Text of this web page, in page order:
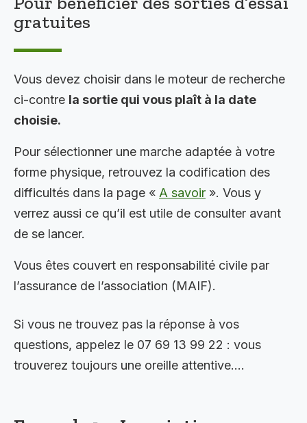
gratuites
Vous devez choisir dans le moteur de recherche
ci-contre la sortie qui vous plaît à la date
choisie.
Pour sélectionner une marche adaptée à votre
forme physique, retrouvez la codification des
difficultés dans la page « A savoir ». Vous y
verrez aussi ce qu’il est utile de consulter avant
de se lancer.
Vous êtes couvert en responsabilité civile par
l’assurance de l’association (MAIF).
Si vous ne trouvez pas la réponse à vos
questions, appelez le 07 69 13 99 22 : vous
trouverez toujours une oreille attentive….